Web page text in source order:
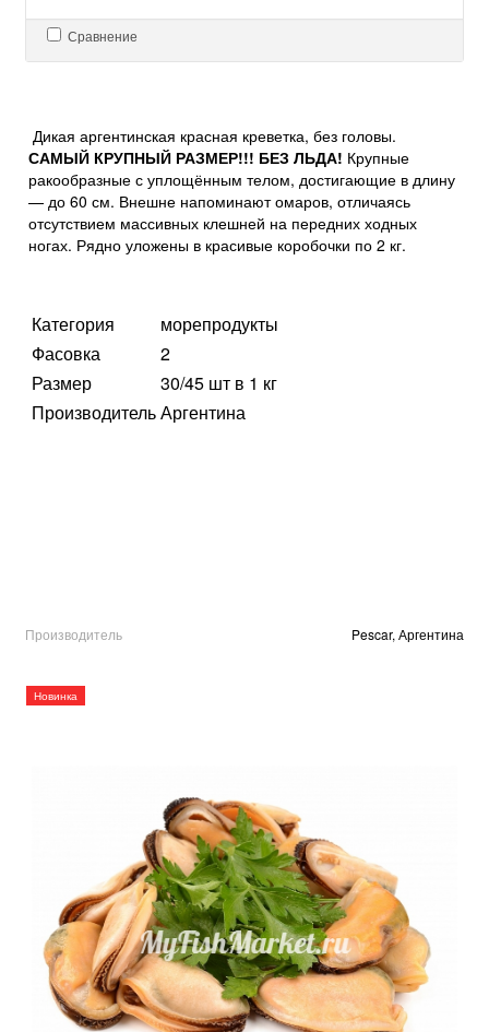
Сравнение
Дикая аргентинская красная креветка, без головы.
САМЫЙ КРУПНЫЙ РАЗМЕР!!! БЕЗ ЛЬДА! Крупные
ракообразные с уплощённым телом, достигающие в длину
— до 60 см. Внешне напоминают омаров, отличаясь
отсутствием массивных клешней на передних ходных
ногах. Рядно уложены в красивые коробочки по 2 кг.
Категория
морепродукты
Фасовка
2
Размер
30/45 шт в 1 кг
ПроизводительАргентина
Производитель Pescar, Аргентина
Новинка